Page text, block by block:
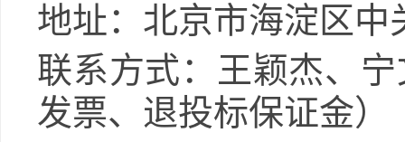
地址： 北京市海淀区中
联系方式： 王颖杰、
发票、退投标保证金）